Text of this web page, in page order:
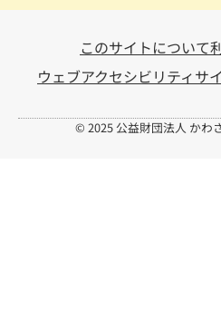
このサイトについて
ウェブアクセシビリティサ
© 2025 公益財団法人 かわ